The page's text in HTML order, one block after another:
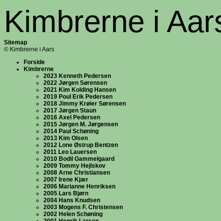
Kimbrerne i
Sitemap
© Kimbrerne i Aars
Forside
Kimbrerne
2023 Kenneth Pedersen
2022 Jørgen Sørensen
2021 Kim Kolding Hansen
2019 Poul Erik Pedersen
2018 Jimmy Krøier Sørensen
2017 Jørgen Staun
2016 Axel Pedersen
2015 Jørgen M. Jørgensen
2014 Paul Schøning
2013 Kim Olsen
2012 Lone Østrup Bentzen
2011 Leo Lauersen
2010 Bodil Gammelgaard
2009 Tommy Hejlskov
2008 Arne Christiansen
2007 Irene Kjær
2006 Marianne Henriksen
2005 Lars Bjørn
2004 Hans Knudsen
2003 Mogens F. Christensen
2002 Helen Schøning